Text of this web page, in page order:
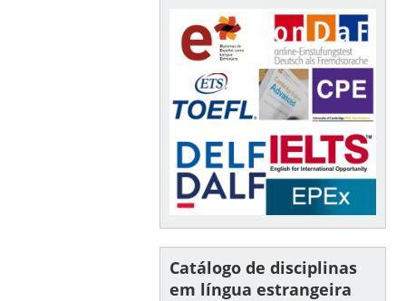
Catálogo de disciplinas
em língua estrangeira